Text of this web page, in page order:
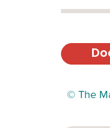
© The